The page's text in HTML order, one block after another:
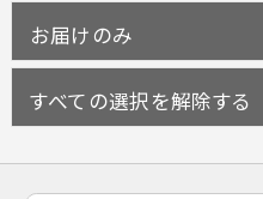
お届けのみ
すべての選択を解除する